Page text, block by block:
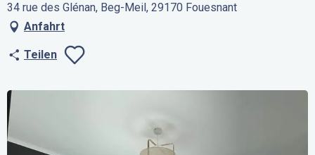
34 rue des Glénan, Beg-Meil, 29170 Fouesnant
Anfahrt
Teilen